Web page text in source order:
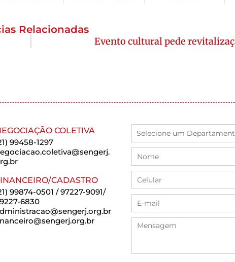
Relacionadas
Evento cultural pede
COLETIVA
99458-1297
CADASTRO
99874-0501 / 97227-9091/
6830